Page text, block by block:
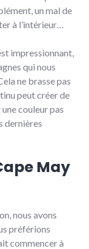
un mal de
à l’intérieur…
impressionnant,
qui nous
ne brasse pas
peut créer de
une couleur pas
dernières
May
nous avons
préférions
commencer à